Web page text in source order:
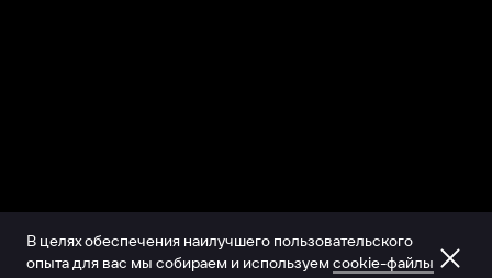
В целях обеспечения наилучшего пользовательского
опыта для вас мы собираем и используем cookie-файлы